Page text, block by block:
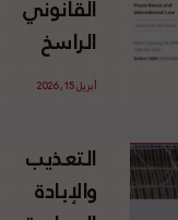
الإسرائيلي
غير
القانوني
الفلسطينية
القانوني
الراسخ
للاجئين
وحقهم
في العودة
بموجب
أبريل 15, 2026
التعذيب
والإبادة